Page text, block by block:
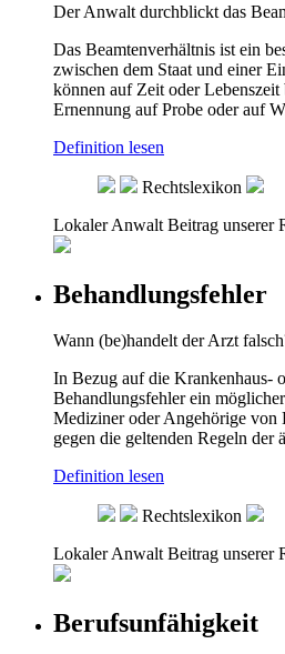
Der Anwalt durchblickt das
Das Beamtenverhältnis ist ein
zwischen dem Staat und einer
können auf Zeit oder
Ernennung auf Probe oder auf
Definition lesen
Rechtslexikon
Lokaler Anwalt Beitrag unserer
Behandlungsfehler
Wann (be)handelt der Arzt
In Bezug auf die Krankenhaus-
Behandlungsfehler ein
Mediziner oder Angehörige von
gegen die geltenden Regeln der
Definition lesen
Rechtslexikon
Lokaler Anwalt Beitrag unserer
Berufsunfähigkeit